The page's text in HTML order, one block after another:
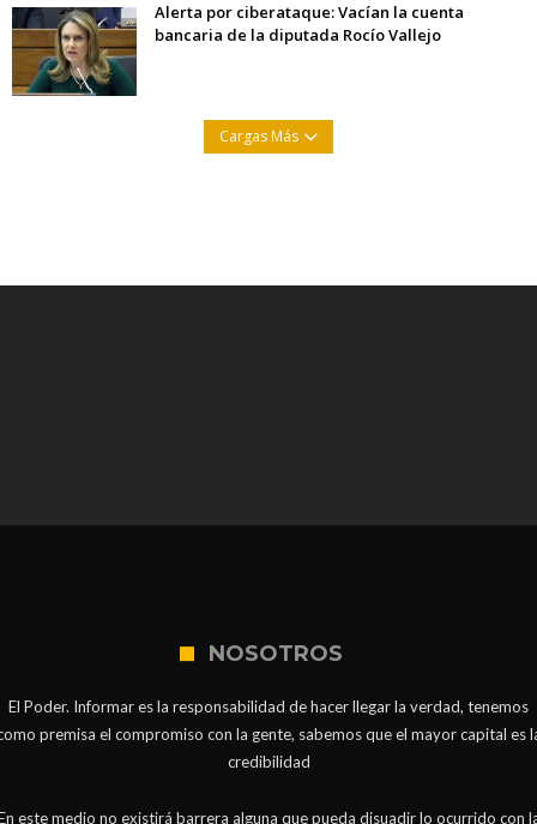
Alerta por ciberataque: Vacían la cuenta
bancaria de la diputada Rocío Vallejo
Cargas Más
NOSOTROS
El Poder. Informar es la responsabilidad de hacer llegar la verdad, tenemos
premisa el compromiso con la gente, sabemos que el mayor capital es
credibilidad
este medio no existirá barrera alguna que pueda disuadir lo ocurrido con